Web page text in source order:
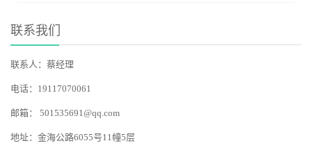
联系我们
联系人：蔡经理
电话：19117070061
邮箱： 501535691@qq.com
地址：金海公路6055号11幢5层